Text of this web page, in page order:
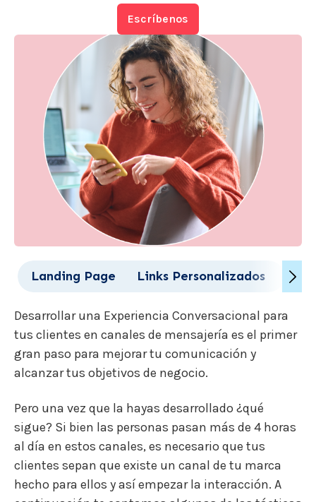
Escríbenos
Landing Page Links Personalizados
Desarrollar una Experiencia Conversacional para
tus clientes en canales de mensajería es el primer
gran paso para mejorar tu comunicación y
alcanzar tus objetivos de negocio.
Pero una vez que la hayas desarrollado ¿qué
sigue? Si bien las personas pasan más de 4 horas
al día en estos canales, es necesario que tus
clientes sepan que existe un canal de tu marca
hecho para ellos y así empezar la interacción. A